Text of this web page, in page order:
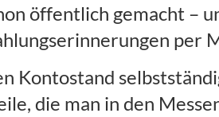
öffentlich gemacht –
per
Kontostand
die man in den